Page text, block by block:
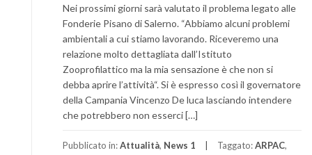
Nei prossimi giorni sarà valutato il problema legato alle
Fonderie Pisano di Salerno. “Abbiamo alcuni problemi
ambientali a cui stiamo lavorando. Riceveremo una
relazione molto dettagliata dall’Istituto
Zooprofilattico ma la mia sensazione è che non si
debba aprire l’attività“. Si è espresso così il governatore
della Campania Vincenzo De luca lasciando intendere
che potrebbero non esserci […]
Pubblicato in:Attualità, News 1 Taggato:ARPAC,